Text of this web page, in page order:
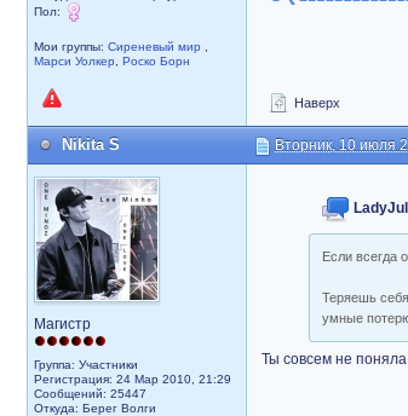
Пол:
Мои группы: Сиреневый мир
Марси Уолкер
Роско Борн
Наверх
Nikita S Вторник, 10 июля
Магистр
Группа: Участники
Регистрация: 24 Мар 2010, 21:29
Сообщений: 25447
Откуда: Берег Волги
Если всегда
Теряешь
умные
Ты совсем не